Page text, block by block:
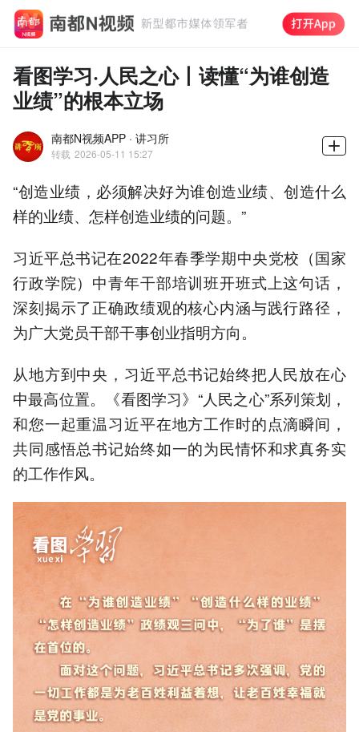
看图学习·人民之心丨读懂“为谁创造
业绩”的根本立场
南都N视频APP · 讲习所
转载 2026-05-11 15:27
“创造业绩，必须解决好为谁创造业绩、创造什么
样的业绩、怎样创造业绩的问题。”
习近平总书记在2022年春季学期中央党校（国家
行政学院）中青年干部培训班开班式上这句话，
深刻揭示了正确政绩观的核心内涵与践行路径，
为广大党员干部干事创业指明方向。
从地方到中央，习近平总书记始终把人民放在心
中最高位置。《看图学习》“人民之心”系列策划，
和您一起重温习近平在地方工作时的点滴瞬间，
共同感悟总书记始终如一的为民情怀和求真务实
的工作作风。